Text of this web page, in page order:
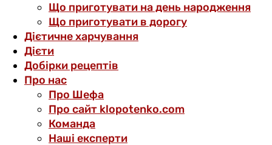
Що приготувати на день народження
Що приготувати в дорогу
Дієтичне харчування
Дієти
Добірки рецептів
Про нас
Про Шефа
Про сайт klopotenko.com
Команда
Наші експерти